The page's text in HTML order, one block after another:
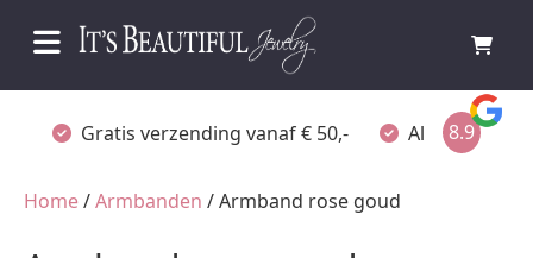
Gratis verzending vanaf € 50,- Altijd verpakt
8.9
Home/Armbanden / Armband rose goud